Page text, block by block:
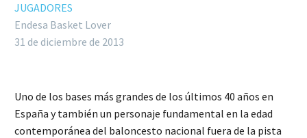
JUGADORES
Endesa Basket Lover
31 de diciembre de 2013
Uno de los bases más grandes de los últimos 40 años en
España y también un personaje fundamental en la edad
contemporánea del baloncesto nacional fuera de la pista